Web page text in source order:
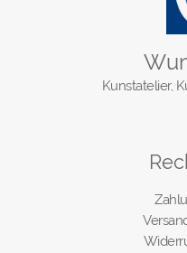
Kunstatelier,